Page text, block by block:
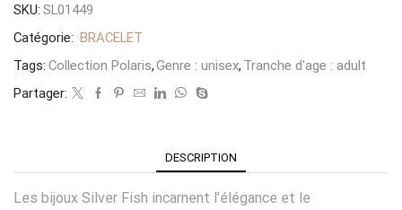
SKU: SL01449
Catégorie: BRACELET
Tags: Collection Polaris,Genre : unisex, Tranche d'age : adult
Partager:
DESCRIPTION
Les bijoux Silver Fish incarnent l’élégance et le